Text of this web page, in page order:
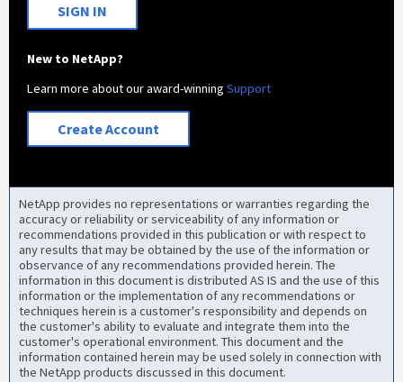
SIGN IN
New to NetApp?
Learn more about our award-winningSupport
Create Account
NetApp provides no representations or warranties regarding the
accuracy or reliability or serviceability of any information or
recommendations provided in this publication or with respect to
any results that may be obtained by the use of the information or
observance of any recommendations provided herein. The
information in this document is distributed AS IS and the use of this
information or the implementation of any recommendations or
techniques herein is a customer's responsibility and depends on
the customer's ability to evaluate and integrate them into the
customer's operational environment. This document and the
information contained herein may be used solely in connection with
the NetApp products discussed in this document.